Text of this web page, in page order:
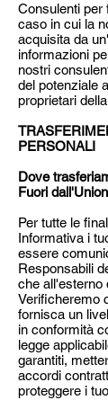
Consulenti per
caso in cui la
acquisita da
informazioni
nostri
del potenziale
proprietari
PERSONALI
Dove
Fuori
Per tutte le
Informativa i
essere
Responsabili
che all'esterno
Verificheremo
fornisca un
in conformità
legge
garantiti,
accordi
proteggere i